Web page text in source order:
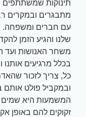
תינוקות שמשתתפים
מתבגרים ובמקרים
עם חברים ומשפחה.
שלנו והגיע הזמן
משחר האנושות
בכלל מרגיעים אותנו
כל, צריך לזכור
ובמקביל פולט
המשמעות היא שמים
זקוקים להם באופן